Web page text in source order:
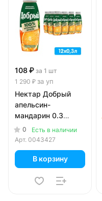
108 ₽ за 1 шт
1 290 ₽ за уп
Нектар Добрый
апельсин-
мандарин 0.3
литра, пэт, 12 шт. в
уп.
0
Есть в наличии
Арт. 0043427
В корзину